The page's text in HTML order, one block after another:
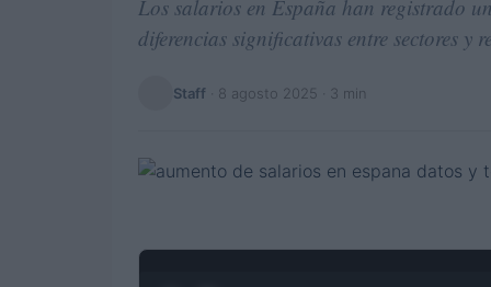
Los salarios en España han registrado
diferencias significativas entre sectores y
Staff 8 agosto 2025 · 3 min